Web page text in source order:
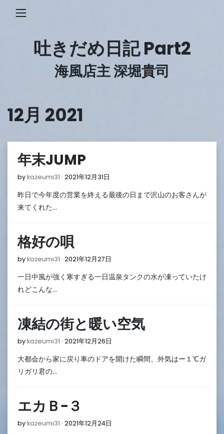
吐きだめ日記 Part2
海風店主 深堀貴司
12月 2021
年末JUMP
bykazeumi31 2021年12月31日
12
昨日で今年度の営業を終える最後の日まで沢山のお客さんが
来てくれた…
格好の唄
bykazeumi31 2021年12月27日
12
一日中風が強く寒すぎる一日温泉タンクの水が凍っていたけ
れどこんな…
凍結の街と暖い空気
bykazeumi31 2021年12月26日
12
大都会から家に戻り車のドアを開けた瞬間、外気はー１℃ガ
リガリ君の…
エカＢ−３
bykazeumi31 2021年12月24日